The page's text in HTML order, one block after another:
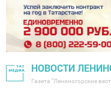
НОВОСТИ
Газета "Лениногорские